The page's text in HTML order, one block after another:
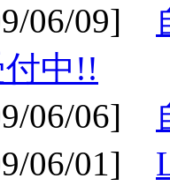
06/09]
中!!
06/06]
06/01]